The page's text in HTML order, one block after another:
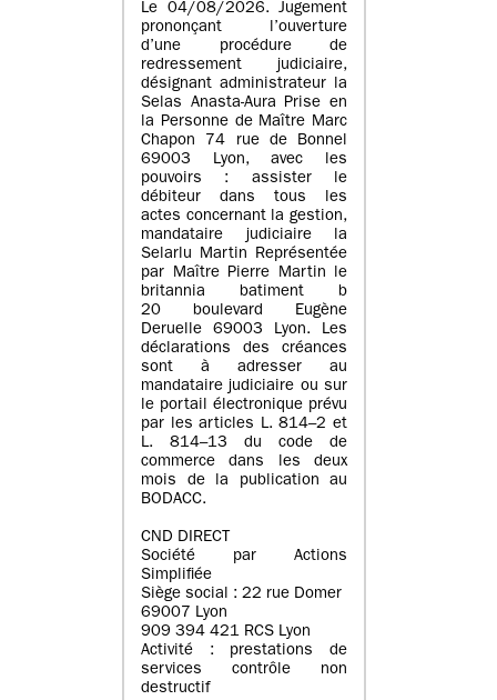
Le 04/08/2026. Jugement
prononçant l’ouverture
d’une procédure de
redressement judiciaire,
désignant administrateur la
Selas Anasta-Aura Prise en
la Personne de Maître Marc
Chapon 74 rue de Bonnel
69003 Lyon, avec les
pouvoirs : assister le
débiteur dans tous les
actes concernant la gestion,
mandataire judiciaire la
Selarlu Martin Représentée
par Maître Pierre Martin le
britannia batiment b
20 boulevard Eugène
Deruelle 69003 Lyon. Les
déclarations des créances
sont à adresser au
mandataire judiciaire ou sur
le portail électronique prévu
par les articles L. 814–2 et
L. 814–13 du code de
commerce dans les deux
mois de la publication au
BODACC.
CND DIRECT
Société par Actions
Simplifiée
Siège social : 22 rue Domer
69007 Lyon
909 394 421 RCS Lyon
Activité : prestations de
services contrôle non
destructif